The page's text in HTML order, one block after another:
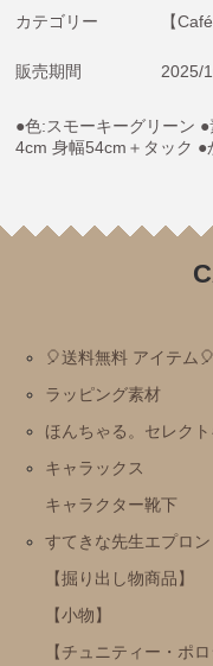
くませんせい
ねずみさんのながい
ハムスたんてい
サンリオ
すみっコぐらし
mofusand
カテゴリー 【
販売期間 2025/
●色:スモーキーグリーン
4cm 身幅54cm＋タック ●
🎈送料無料 アイテム🎈
ラッピング素材
ほんちゃる。セレクト
キャラックス
キャラクター靴下
すてきな先生エプロン
【掘り出し物商品】
【小物】
【チュニティー・ポ